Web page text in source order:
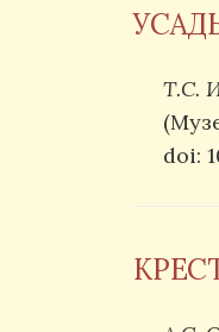
Т.С.
doi: